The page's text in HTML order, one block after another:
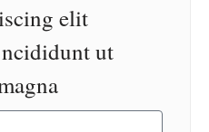
elit
ut